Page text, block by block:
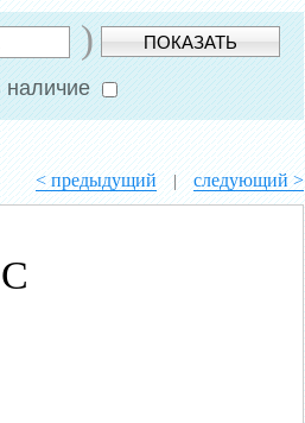
) ПОКАЗАТЬ
наличие
< предыдущий | следующий >